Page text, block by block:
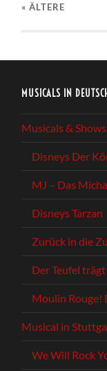
« ÄLTERE
MUSICALS IN
Musicals &
Disneys Der
MJ – Das
Disneys Tarzan
Zurück in die
Der Teufel
Moulin Rouge!
Musical in
We Will Rock